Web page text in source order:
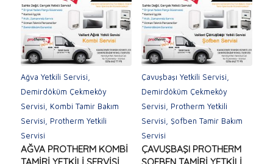
Ağva Yetkili Servisi,
Demirdöküm Çekmeköy
Servisi, Kombi Tamir Bakım
Servisi, Protherm Yetkili
Servisi
AĞVA PROTHERM KOMBİ
Çavuşbaşı Yetkili Servisi,
Demirdöküm Çekmeköy
Servisi, Protherm Yetkili
Servisi, Şofben Tamir Bakım
Servisi
ÇAVUŞBAŞI PROTHERM